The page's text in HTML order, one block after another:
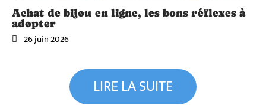
Achat de bijou en ligne, les bons réflexes à
adopter
26 juin 2026
LIRE LA SUITE
Salaire
d’un
auxilia
Dispar